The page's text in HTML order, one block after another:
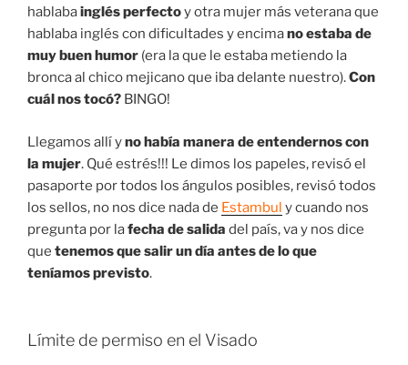
hablabainglés perfectoy otra mujer más veterana que
hablaba inglés con dificultades y encimano estaba de
muy buen humor (era la que le estaba metiendo la
bronca al chico mejicano que iba delante nuestro).Con
cuál nos tocó? BINGO!
Llegamos allí yno había manera de entendernos con
la mujer. Qué estrés!!! Le dimos los papeles, revisó el
pasaporte por todos los ángulos posibles, revisó todos
los sellos, no nos dice nada de Estambul y cuando nos
pregunta por lafecha de salida del país, va y nos dice
que tenemos que salir un día antes de lo que
teníamos previsto.
Límite de permiso en el Visado